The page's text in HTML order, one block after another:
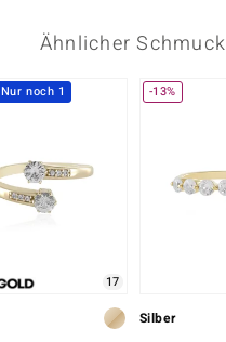
Ähnlicher Schmuck
Nur noch 1
17
-13%
Silber